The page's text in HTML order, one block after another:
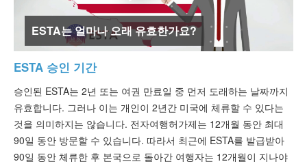
ESTA는 얼마나 오래 유효한가요?
ESTA 승인 기간
승인된 ESTA는 2년 또는 여권 만료일 중 먼저 도래하는 날짜까지
유효합니다. 그러나 이는 개인이 2년간 미국에 체류할 수 있다는
것을 의미하지는 않습니다. 전자여행허가제는 12개월 동안 최대
90일 동안 방문할 수 있습니다. 따라서 최근에 ESTA를 발급받아
90일 동안 체류한 후 본국으로 돌아간 여행자는 12개월이 지나야